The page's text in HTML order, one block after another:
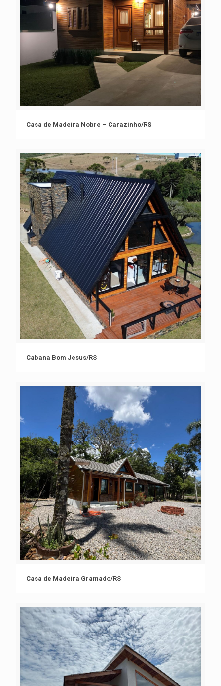
Casa de Madeira Nobre – Carazinho/RS
Casa de Madeira Nobre – Carazinho/RS
Cabana Bom Jesus/RS
Cabana Bom Jesus/RS
Casa de Madeira Gramado/RS
Casa de Madeira Gramado/RS